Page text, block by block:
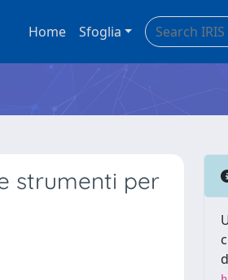
Home Sfoglia
strumenti per